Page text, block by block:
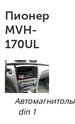
Пионер
MVH-
170UL
Автомагнитолы
din 1